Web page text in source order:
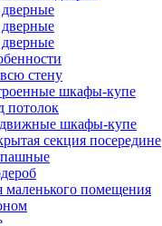
дверные
стену
шкафы-купе
потолок
шкафы-купе
секция посередине
маленького помещения